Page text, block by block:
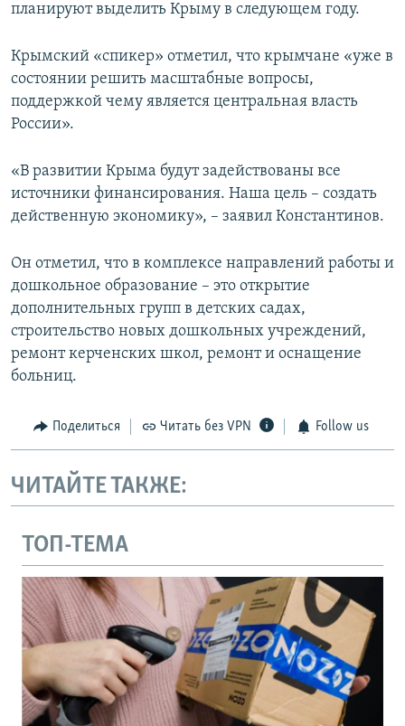
планируют выделить Крыму в следующем году.
Крымский «спикер» отметил, что крымчане «уже в
состоянии решить масштабные вопросы,
поддержкой чему является центральная власть
России».
«В развитии Крыма будут задействованы все
источники финансирования. Наша цель – создать
действенную экономику», – заявил Константинов.
Он отметил, что в комплексе направлений работы и
дошкольное образование – это открытие
дополнительных групп в детских садах,
строительство новых дошкольных учреждений,
ремонт керченских школ, ремонт и оснащение
больниц.
Поделиться Читать без VPN Follow us
ЧИТАЙТЕ ТАКЖЕ:
ТОП-ТЕМА